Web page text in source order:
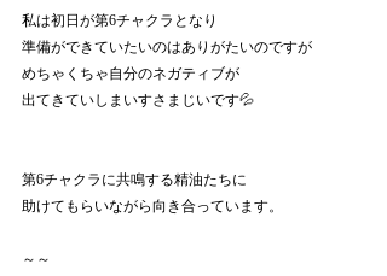
私は初日が第6チャクラとなり
準備ができていたいのはありがたいのですが
めちゃくちゃ自分のネガティブが
出てきていしまいすさまじいです💦
第6チャクラに共鳴する精油たちに
助けてもらいながら向き合っています。
～～